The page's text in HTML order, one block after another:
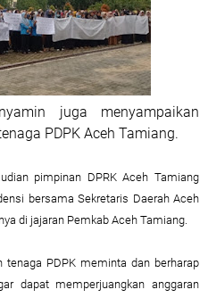
juga menyampaikan
PDPK Aceh Tamiang.
pimpinan DPRK Aceh Tamiang
bersama Sekretaris Daerah Aceh
di jajaran Pemkab Aceh Tamiang.
tenaga PDPK meminta dan berharap
dapat memperjuangkan anggaran